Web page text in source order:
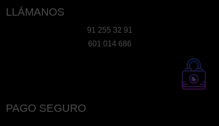
LLÁMANOS
91 255 32 91
601 014 686
PAGO SEGURO